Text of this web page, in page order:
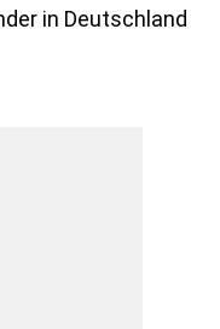
in Deutschland